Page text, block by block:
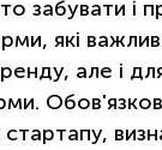
забувати і
які
але і